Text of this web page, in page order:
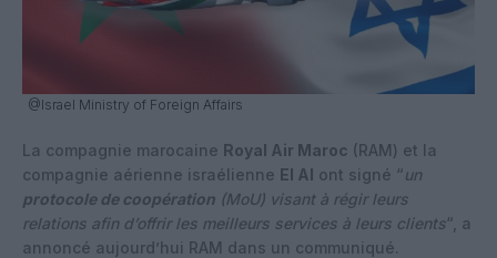
@Israel Ministry of Foreign Affairs
La compagnie marocaine Royal Air Maroc (RAM) et la
compagnie aérienne israélienne El Al ont signé “un
protocole de coopération (MoU) visant à régir leurs
relations afin d’offrir les meilleurs services à leurs clients“, a
annoncé aujourd’hui RAM dans un communiqué.